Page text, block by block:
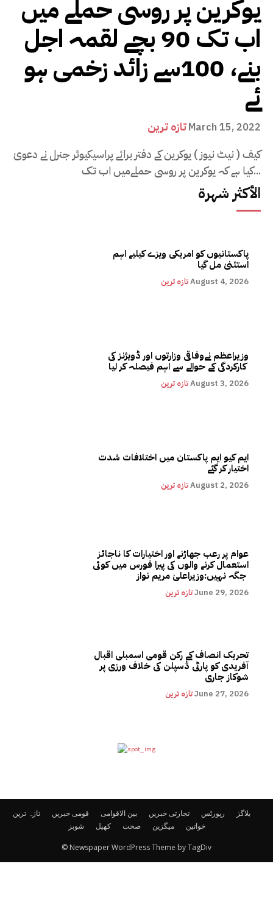
یوکرین پر روسی حملے میں
اب تک 90 بچے لقمہ اجل
بنے، 100سے زائد زخمی ہو
ئے
تازہ ترینMarch 15, 2022
کیف ( نیٹ نیوز ) یوکرین کے دفتر برائے پراسیکیوٹر جنرل نے دعویٰ
کیا ہے کہ یوکرین پر روسی حملےمیں اب تک...
الأكثر شهرة
پاکستانیوں کو امریکی ویزے کیلیے اہم
استثنیٰ مل گیا
تازہ ترینAugust 4, 2026
وزیراعظم نےوفاقی وزارتوں اور ڈویژنز کی
کارکردگی کے حوالے سے اہم فیصلہ کر لیا
تازہ ترینAugust 3, 2026
ایم کیو ایم پاکستان میں اختلافات شدت
اختیار کر گئے
تازہ ترینAugust 2, 2026
عوام پر رعب جھاڑنے اور اختیارات کا ناجائز
استعمال کرنے والوں کی پیرا فورس میں کوئی
تازہ ترینJune 29, 2026
تحریک انصاف کے رکن قومی اسمبلی اقبال
آفریدی کو پارٹی ڈسپلن کی خلاف ورزی پر
شوکاز جاری
تازہ ترینJune 27, 2026
تازہ ترین قومی خبریں بین الاقوامی تجارتی خبریں رپورٹس
بلاگز
شوبز
کھیل صحت میگزین خواتین
© Newspaper WordPress Theme by TagDiv